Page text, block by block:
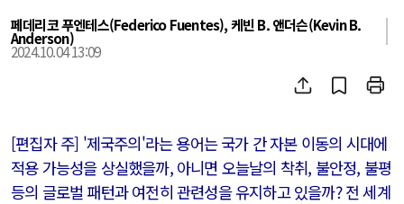
페데리코 푸엔테스(Federico Fuentes), 케빈 B. 앤더슨(Kevin B.
Anderson)
2024.10.04 13:09
[편집자 주] '제국주의'라는 용어는 국가 간 자본 이동의 시대에
적용 가능성을 상실했을까, 아니면 오늘날의 착취, 불안정, 불평
등의 글로벌 패턴과 여전히 관련성을 유지하고 있을까? 전 세계